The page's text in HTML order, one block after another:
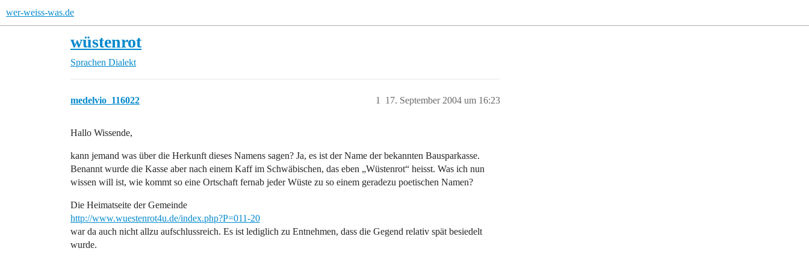
wer-weiss-was.de
wüstenrot
Sprachen Dialekt
medelvio_116022 17. September 2004 um 16:23
1
Hallo Wissende,
kann jemand was über die Herkunft dieses Namens sagen? Ja, es ist der Name der bekannten Bausparkasse.
Benannt wurde die Kasse aber nach einem Kaff im Schwäbischen, das eben „Wüstenrot“ heisst. Was ich nun
wissen will ist, wie kommt so eine Ortschaft fernab jeder Wüste zu so einem geradezu poetischen Namen?
Die Heimatseite der Gemeinde
http://www.wuestenrot4u.de/index.php?P=011-20
war da auch nicht allzu aufschlussreich. Es ist lediglich zu Entnehmen, dass die Gegend relativ spät besiedelt
wurde.